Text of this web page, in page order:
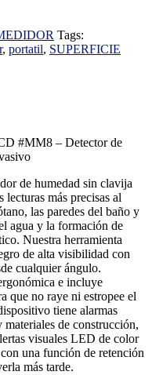
Tags:
, portatil, SUPERFICIE
#MM8 – Detector de
de humedad sin clavija
más precisas al
las paredes del baño y
agua y la formación de
Nuestra herramienta
de alta visibilidad con
cualquier ángulo.
e incluye
que no raye ni estropee el
tiene alarmas
materiales de construcción,
visuales LED de color
una función de retención
más tarde.